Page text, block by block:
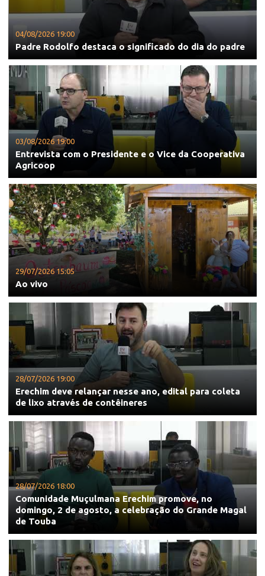
04/08/2026 19:00
Padre Rodolfo destaca o significado do dia do padre
03/08/2026 19:00
Entrevista com o Presidente e o Vice da Cooperativa
Agricoop
29/07/2026 15:05
Ao vivo
28/07/2026 19:00
Erechim deve relançar nesse ano, edital para coleta
de lixo através de contêineres
28/07/2026 18:00
Comunidade Muçulmana Erechim promove, no
domingo, 2 de agosto, a celebração do Grande Magal
de Touba